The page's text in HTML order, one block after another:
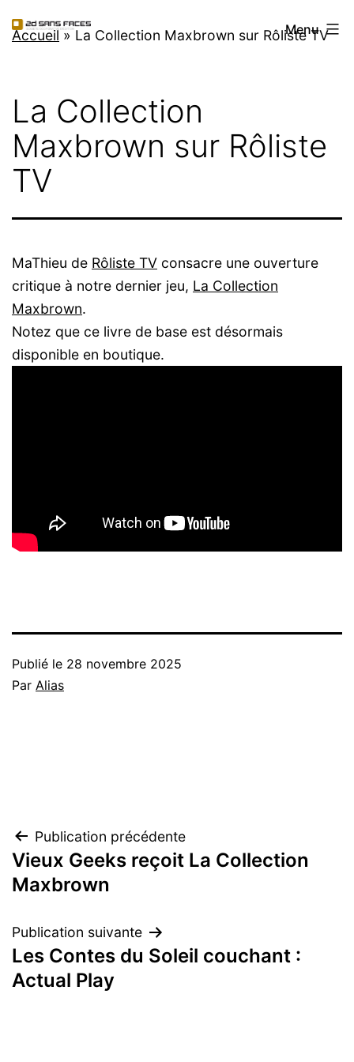
au
2d
Sans
Menu
Accueil»La Collection Maxbrown sur Rôliste TV
La Collection
Maxbrown sur Rôliste
TV
MaThieu de Rôliste TV consacre une ouverture
critique à notre dernier jeu, La Collection
Maxbrown.
Notez que ce livre de base est désormais
disponible en boutique.
Publié le 28 novembre 2025
Par Alias
Navigation
de
Publication précédente
Vieux Geeks reçoit La Collection
Maxbrown
Publication suivante
Les Contes du Soleil couchant :
Actual Play